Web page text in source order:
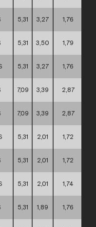
5,31 3,27 1,76
5,31 3,50 1,79
5,31 3,27 1,76
7,09 3,39 2,87
7,09 3,39 2,87
5,31 2,01 1,72
5,31 2,01 1,72
5,31 2,01 1,74
5,31 1,89 1,76